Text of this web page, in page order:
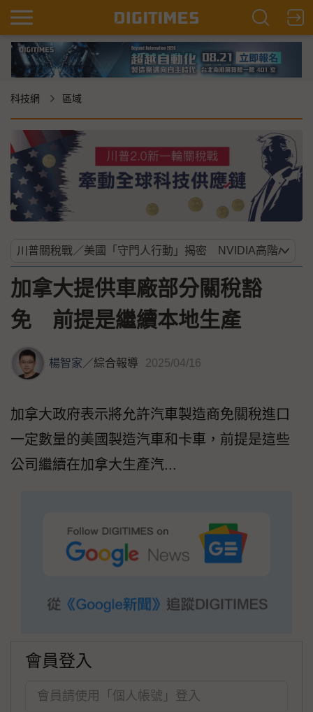
科技網 區域
加拿大提供車廠部分關稅豁
免 前提是繼續本地生產
楊智家 ／綜合報導 2025/04/16
加拿大政府表示將允許汽車製造商免關稅進口
一定數量的美國製造汽車和卡車，前提是這些
公司繼續在加拿大生產汽...
會員登入